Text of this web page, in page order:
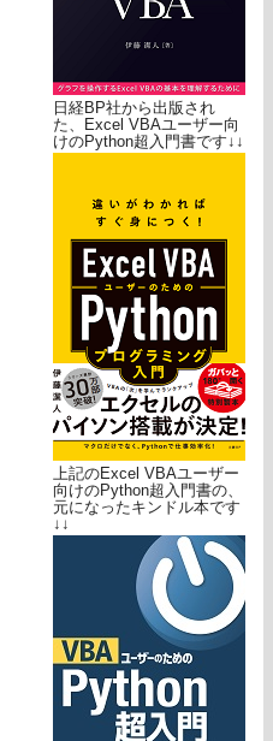
日経BP社から出版され
た、Excel VBAユーザー向
けのPython超入門書です↓↓
上記のExcel VBAユーザー
向けのPython超入門書の、
元になったキンドル本です
↓↓